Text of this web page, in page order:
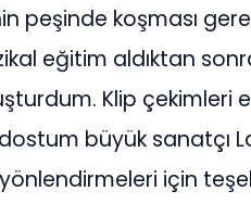
peşinde koşması
eğitim aldıktan
Klip çekimleri
büyük sanatçı
için